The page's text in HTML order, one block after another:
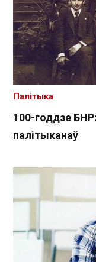
100-годдзе
палітыканаў
Палітыка